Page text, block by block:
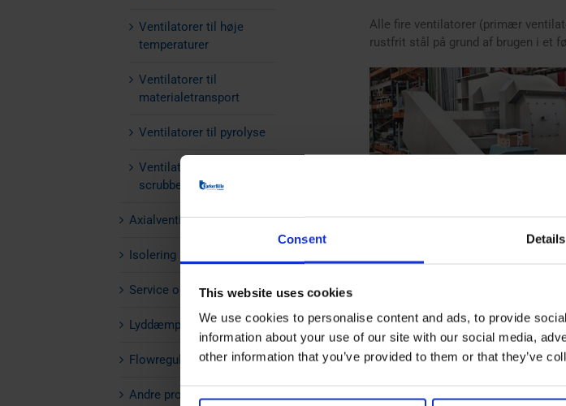
Consent Details
This website uses cookies
We use cookies to personalise content and ads, to provide
information about your use of our site with our social media,
other information that you’ve provided to them or that they’ve
Alle fire ventilatorer (primær
rustfrit stål på grund af brugen i et
Skræddersyede
Med vores egne erfarne
behov, og vi sætter en ære i at
Ventilatorer til høje
temperaturer
Ventilatorer til
materialetransport
Ventilatorer til pyrolyse
Ventilatorer til
scrubberanlæg
Axialventilatorer
Isolering af ventilator
Service og vedligehold
Lyddæmpere
Flowregulering
Andre produkter